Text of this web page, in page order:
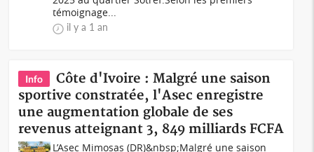
témoignage...
il y a 1 an
Info
Côte d'Ivoire : Malgré une saison
sportive constratée, l'Asec enregistre
une augmentation globale de ses
revenus atteignant 3, 849 milliards FCFA
L’Asec Mimosas (DR)&nbsp;Malgré une saison